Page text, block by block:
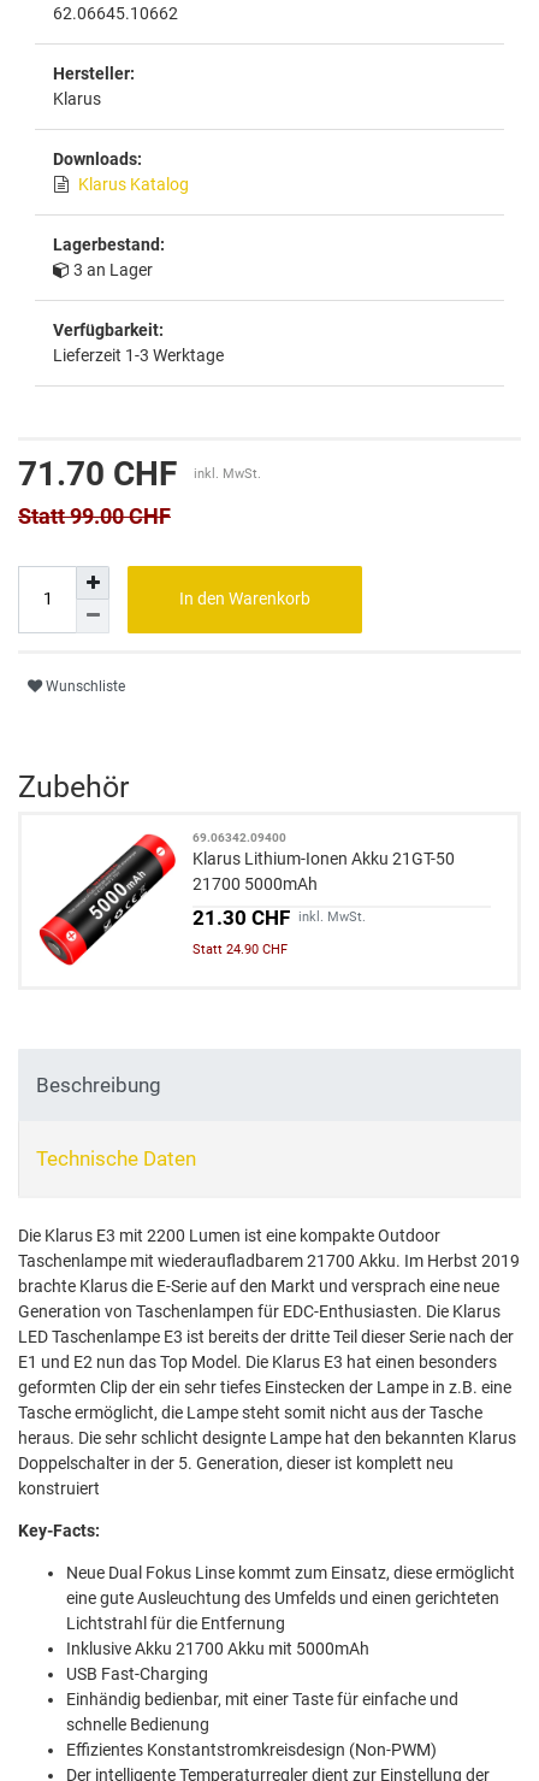
62.06645.10662
Hersteller:
Klarus
Downloads:
Klarus Katalog
Lagerbestand:
3 an Lager
Verfügbarkeit:
Lieferzeit 1-3 Werktage
Statt 99.00 CHF
71.70 CHF inkl. MwSt.
In den Warenkorb
Wunschliste
Zubehör
69.06342.09400
Klarus Lithium-Ionen Akku 21GT-50
21700 5000mAh
21.30 CHF inkl. MwSt.
Statt 24.90 CHF
Beschreibung
Technische Daten
Die Klarus E3 mit 2200 Lumen ist eine kompakte Outdoor
Taschenlampe mit wiederaufladbarem 21700 Akku. Im Herbst 2019
brachte Klarus die E-Serie auf den Markt und versprach eine neue
Generation von Taschenlampen für EDC-Enthusiasten. Die Klarus
LED Taschenlampe E3 ist bereits der dritte Teil dieser Serie nach der
E1 und E2 nun das Top Model. Die Klarus E3 hat einen besonders
geformten Clip der ein sehr tiefes Einstecken der Lampe in z.B. eine
Tasche ermöglicht, die Lampe steht somit nicht aus der Tasche
heraus. Die sehr schlicht designte Lampe hat den bekannten Klarus
Doppelschalter in der 5. Generation, dieser ist komplett neu
konstruiert
Key-Facts:
Neue Dual Fokus Linse kommt zum Einsatz, diese ermöglicht
eine gute Ausleuchtung des Umfelds und einen gerichteten
Lichtstrahl für die Entfernung
Inklusive Akku 21700 Akku mit 5000mAh
USB Fast-Charging
Einhändig bedienbar, mit einer Taste für einfache und
schnelle Bedienung
Effizientes Konstantstromkreisdesign (Non-PWM)
Der intelligente Temperaturregler dient zur Einstellung der